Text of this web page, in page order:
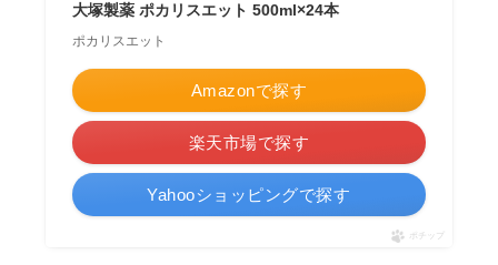
大塚製薬 ポカリスエット 500ml×24本
ポカリスエット
Amazonで探す
楽天市場で探す
Yahooショッピングで探す
ポチップ